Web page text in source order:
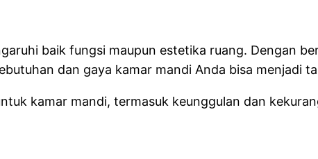
baik fungsi maupun estetika ruang. Dengan
dan gaya kamar mandi Anda bisa menjadi
kamar mandi, termasuk keunggulan dan